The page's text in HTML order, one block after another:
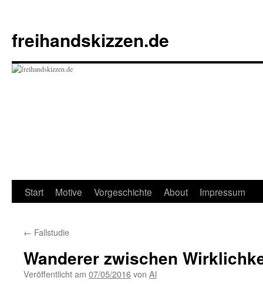
springen
freihandskizzen.de
Start Motive Vorgeschichte About Impressum
← Fallstudie
Wanderer zwischen
Veröffentlicht am 07/05/2016von Al